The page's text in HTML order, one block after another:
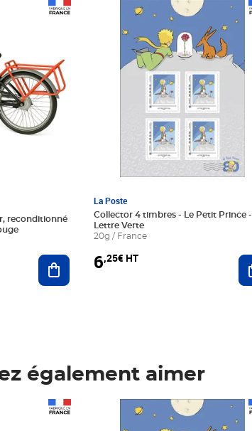
reconditionné
Ajouter au panier
La Poste
Collector 4 timbres - Le Petit Prince -
Lettre Verte
20g / France
6,25€ HT
Prix 6,25€ HT
également aimer
Prix 6,25€ HT